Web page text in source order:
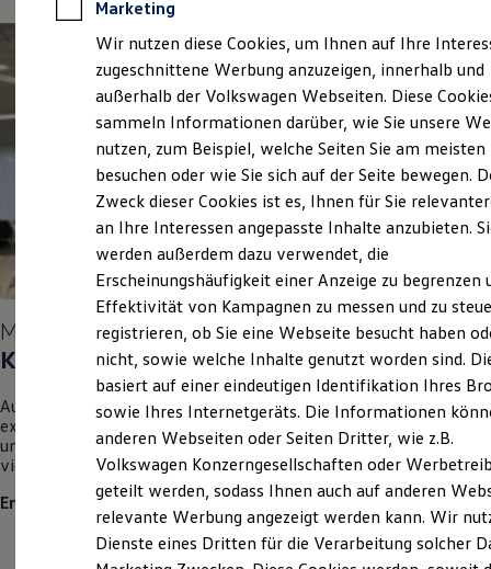
Anpfiff zum Gewinn
Elektroautos
ID. Tutorials
Elektrofahrzeugkonzepte
Reichweite
Reichweite der ID. Modelle
Reichweite im Winter
Laden
Laden unterwegs
Laden Zuhause
Ladezeitensimulator
Batterie
Sicherheit
Garantie und Lebensdauer
Nachhaltigkeit
Technologie
Kosten und Kauf
Verbrauchskosten
Kaufoptionen
E-Auto-Förderung
Software und Konnektivität
Die ID. Software 6
ID. Software Versionen und Updates
Digitale Extras
Schnittstellen zu Ihrem ID.
Mehr zu unseremInstagram- und Facebook-
Kanälen
Auf unseren Instagram- und Facebook-Kanälenerwarten Sie
exklusive Einblicke hinter die Kulissen, spannende Stories rund
um unsere neuesten Modelle, praktische Service-Tipps, und
vieles mehr!
Entdecken Sie:
Werkstatt-Einblicke: Erleben Sie unseren
Marketing
Wir nutzen diese Cookies, um Ihnen auf Ihre
zugeschnittene Werbung anzuzeigen, innerhalb und
außerhalb der Volkswagen Webseiten. Diese
sammeln Informationen darüber, wie Sie unsere
nutzen, zum Beispiel, welche Seiten Sie am meisten
besuchen oder wie Sie sich auf der Seite bewegen.
Zweck dieser Cookies ist es, Ihnen für Sie
an Ihre Interessen angepasste Inhalte anzubieten.
werden außerdem dazu verwendet, die
Erscheinungshäufigkeit einer Anzeige zu begrenzen
Effektivität von Kampagnen zu messen und zu
registrieren, ob Sie eine Webseite besucht haben
nicht, sowie welche Inhalte genutzt worden sind.
basiert auf einer eindeutigen Identifikation Ihres
sowie Ihres Internetgeräts. Die Informationen
anderen Webseiten oder Seiten Dritter, wie z.B.
Volkswagen Konzerngesellschaften oder
geteilt werden, sodass Ihnen auch auf anderen
relevante Werbung angezeigt werden kann. Wir
Dienste eines Dritten für die Verarbeitung solcher